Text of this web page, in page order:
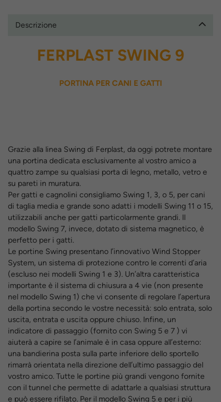
Descrizione
FERPLAST SWING 9
PORTINA PER CANI E GATTI
Grazie alla linea Swing di Ferplast, da oggi potrete montare
una portina dedicata esclusivamente al vostro amico a
quattro zampe su qualsiasi porta di legno, metallo, vetro e
su pareti in muratura.
Per gatti e cagnolini consigliamo Swing 1, 3, o 5, per cani
di taglia media e grande sono adatti i modelli Swing 11 o 15,
utilizzabili anche per gatti particolarmente grandi. Il
modello Swing 7, invece, dotato di sistema magnetico, è
perfetto per i gatti.
Le portine Swing presentano l’innovativo Wind Stopper
System, un sistema di protezione contro le correnti d’aria
(escluso nei modelli Swing 1 e 3). Un’altra caratteristica
importante è il sistema di chiusura a 4 vie (non presente
nel modello Swing 1) che vi consente di regolare l’apertura
della portina secondo le vostre necessità: solo entrata, solo
uscita, entrata e uscita oppure chiuso. Infine, un
indicatore di passaggio (fornito con Swing 5 e 7 ) vi
aiuterà a capire se l’animale è in casa oppure all’esterno:
una bandierina posta sulla parte inferiore dello sportello
rimarrà orientata nella direzione dell’ultimo passaggio del
vostro amico. Tutte le portine più grandi vengono fornite
con il tunnel che permette di adattarle a qualsiasi struttura
e può essere rifilato. Per il modello Swing 5 e per i più